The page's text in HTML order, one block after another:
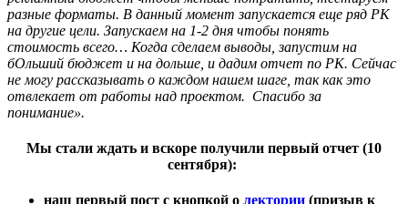
разные форматы. В данный момент запускается еще ряд РК
на другие цели. Запускаем на 1-2 дня чтобы понять
стоимость всего… Когда сделаем выводы, запустим на
бОльший бюджет и на дольше, и дадим отчет по РК. Сейчас
не могу рассказывать о каждом нашем шаге, так как это
отвлекает от работы над проектом. Спасибо за
понимание».
Мы стали ждать и вскоре получили первый отчет (10
сентября):
наш первый пост с кнопкой о лектории (призыв к